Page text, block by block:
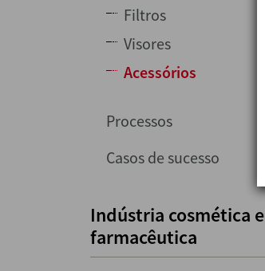
Filtros
Visores
Acessórios
Processos
Casos de sucesso
Indústria cosmética e
farmacêutica